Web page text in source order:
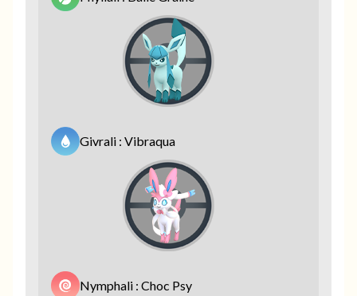
Givrali : Vibraqua
Nymphali : Choc Psy